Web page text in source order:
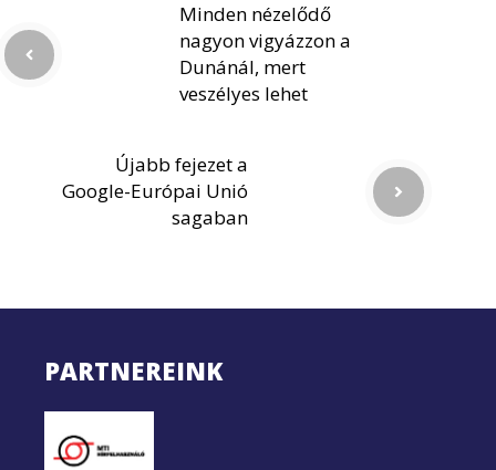
Minden nézelődő
nagyon vigyázzon a
Dunánál, mert
veszélyes lehet
Újabb fejezet a
Google-Európai Unió
sagaban
PARTNEREINK